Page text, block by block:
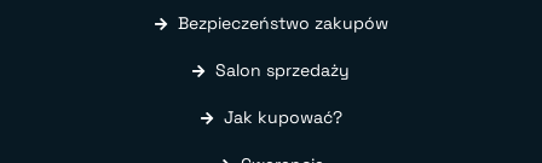
Bezpieczeństwo zakupów
Salon sprzedaży
Jak kupować?